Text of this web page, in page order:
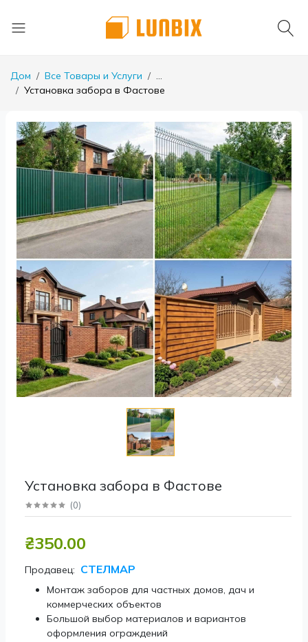
Дом Все Товары и Услуги
...
Установка забора в Фастове
Установка забора в Фастове
(0)
₴350.00
Продавец: СТЕЛМАР
Монтаж заборов для частных домов, дач и
коммерческих объектов
Большой выбор материалов и вариантов
оформления ограждений